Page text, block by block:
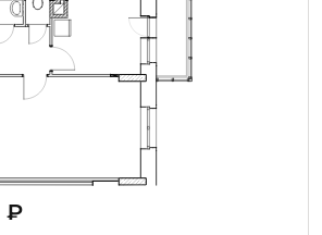
₽